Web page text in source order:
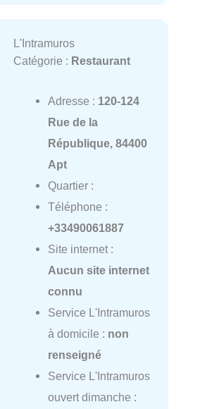
L'Intramuros
Catégorie : Restaurant
Adresse : 120-124
Rue de la
République, 84400
Apt
Quartier :
Téléphone :
+33490061887
Site internet :
Aucun site internet
connu
Service L'Intramuros
à domicile : non
renseigné
Service L'Intramuros
ouvert dimanche :